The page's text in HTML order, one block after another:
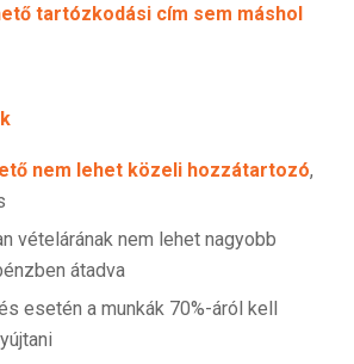
tartózkodási cím sem máshol
nem lehet közeli hozzátartozó,
vételárának nem lehet nagyobb
átadva
esetén a munkák 70%-áról kell